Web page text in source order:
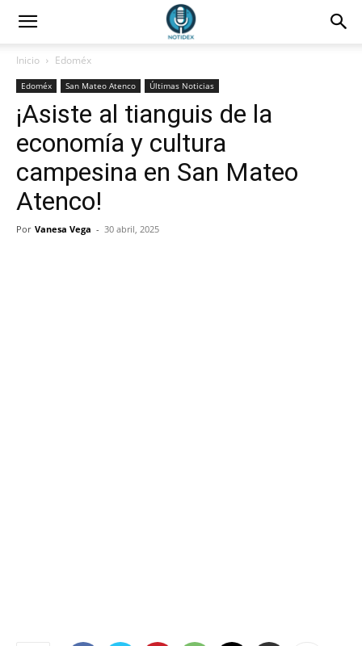
Inicio Edoméx
Edoméx San Mateo Atenco Últimas Noticias
¡Asiste al tianguis de la
economía y cultura
campesina en San Mateo
Atenco!
Por Vanesa Vega - 30 abril, 2025